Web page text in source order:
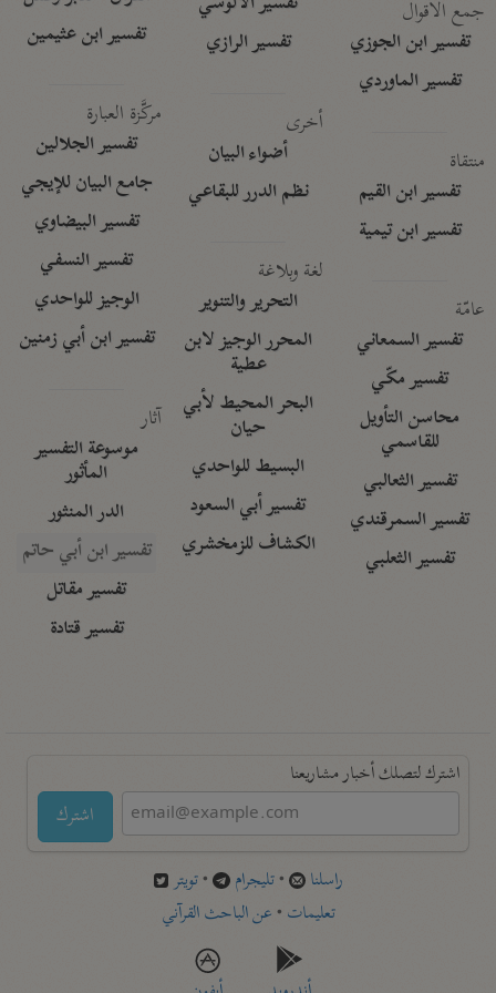
جمع الأقوال
تفسير ابن الجوزي
تفسير الماوردي
منتقاة
تفسير ابن القيم
تفسير ابن تيمية
عامّة
تفسير السمعاني
تفسير مكّي
محاسن التأويل
للقاسمي
تفسير الثعالبي
تفسير السمرقندي
تفسير الثعلبي
تفسير الرازي
أخرى
أضواء البيان
نظم الدرر للبقاعي
لغة وبلاغة
التحرير والتنوير
المحرر الوجيز لابن
عطية
البحر المحيط لأبي
حيان
البسيط للواحدي
تفسير أبي السعود
الكشاف للزمخشري
تفسير ابن عثيمين
مركَّزة العبارة
تفسير الجلالين
جامع البيان للإيجي
تفسير البيضاوي
تفسير النسفي
الوجيز للواحدي
تفسير ابن أبي زمنين
آثار
موسوعة التفسير
المأثور
الدر المنثور
تفسير ابن أبي حاتم
تفسير مقاتل
تفسير قتادة
اشترك لتصلك أخبار مشاريعنا
اشترك
راسلنا •تليجرام •تويتر
تعليمات •عن الباحث القرآني